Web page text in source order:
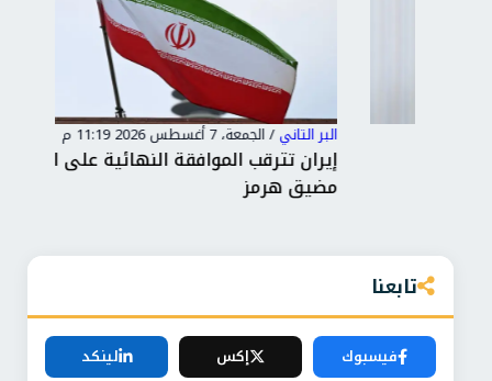
الجمعة، 7 أغسطس 2026 11:19 م
إيران تترقب الموافقة النهائية على اتفاق فتح
مضيق هرمز
تابعنا
فيسبوك إكس
لينكد